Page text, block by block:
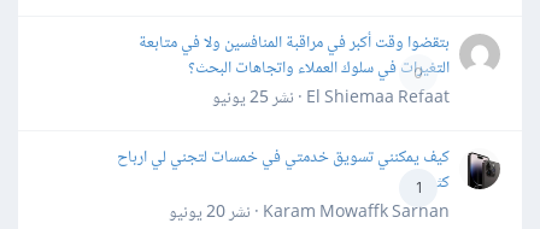
0
بتقضوا وقت أكبر في مراقبة المنافسين ولا في متابعة
التغيرات في سلوك العملاء واتجاهات البحث؟
El Shiemaa Refaat · نشر
25 يونيو
1
كيف يمكنني تسويق خدمتي في خمسات لتجني لي ارباح
كثيرة
Karam Mowaffk Sarhan · نشر
20 يونيو